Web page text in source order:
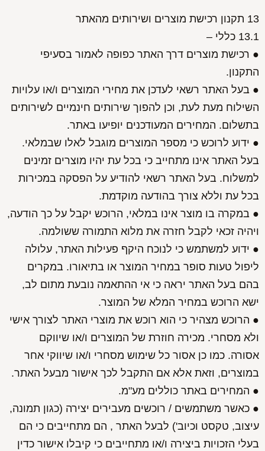
13 תקנון רכישת מוצרים ושירותים מהאתר
13.1 כללי –
● רכישת מוצרים דרך האתר כפופה לאמור בסעיפי
התקנון.
● בעל האתר רשאי לעדכן את מחירי המוצרים ו/או עלויות
השילוח מעת לעת, וכן להפוך שירותים חינמיים לשירותים
בתשלום. המחירים המעודכנים יופיעו באתר.
● ידוע לרוכש כי מספר המוצרים מוגבל לאלו שבמלאי.
בעל האתר אינו מתחייב כי בכל עת יהיו מוצרים זמינים
למשלוח. בעל האתר רשאי להודיע על הפסקה במכירות
בכל עת וללא צורך בהודעה מוקדמת.
● במקרה בו מוצר אינו במלאי, הרוכש יקבל על כך הודעה,
ויהיה זכאי לקבל חזרה את מלוא התמורה ששולמה.
● ידוע למשתמש כי לנוכח היקף פעילות האתר, עלולה
ליפול טעות סופר במחיר המוצר או בתיאורו. במקרים
בהם בעל האתר יראה כי אי ההתאמה נובעת מתום לב,
ישא הרוכש במחיר המלא של המוצר.
● הרוכש מצהיר כי הוא רוכש את מוצרי האתר לצורך אישי
ולא מסחרי. מכירה חוזרת של המוצרים ו/או שיווקם
אסורה. כמו כן אסור כל שימוש מסחרי ו/או שיווקי אחר
במוצרים, וזאת אלא אם התקבל לכך אישור מבעל האתר.
● המחירים באתר כוללים מע"מ.
● כאשר משתמשים / רוכשים מעבירים יצירה (כגון תמונה,
עיצוב, טקסט וכיוב') לבעל האתר , הם מתחייבים כי הם
בעלי הזכויות ביצירה ו/או מתחייבים כי קיבלו אישור כדין